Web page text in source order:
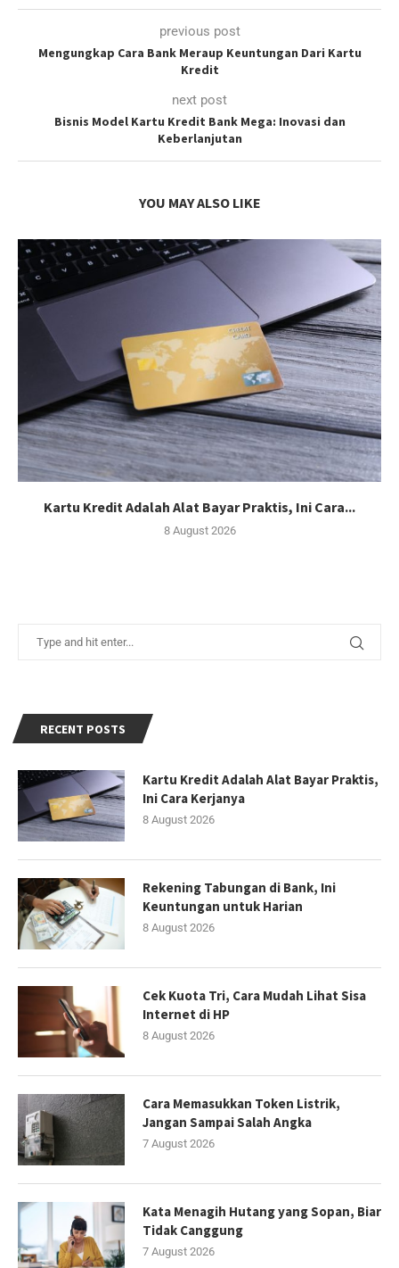
previous post
Mengungkap Cara Bank Meraup Keuntungan Dari Kartu
Kredit
next post
Bisnis Model Kartu Kredit Bank Mega: Inovasi dan
Keberlanjutan
YOU MAY ALSO LIKE
Kartu Kredit Adalah Alat Bayar Praktis, Ini Cara...
8 August 2026
RECENT POSTS
Kartu Kredit Adalah Alat Bayar Praktis,
Ini Cara Kerjanya
8 August 2026
Rekening Tabungan di Bank, Ini
Keuntungan untuk Harian
8 August 2026
Cek Kuota Tri, Cara Mudah Lihat Sisa
Internet di HP
8 August 2026
Cara Memasukkan Token Listrik,
Jangan Sampai Salah Angka
7 August 2026
Kata Menagih Hutang yang Sopan, Biar
Tidak Canggung
7 August 2026